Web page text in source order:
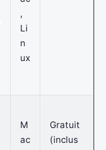
,
Li
n
ux
M
ac
Gratuit
(inclus